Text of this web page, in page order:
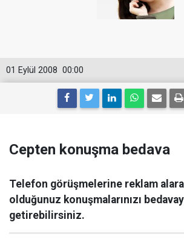
00:00
01 Eylül 2008
Cepten konuşma bedava
Telefon görüşmelerine reklam
olduğunuz konuşmalarınızı
getirebilirsiniz.